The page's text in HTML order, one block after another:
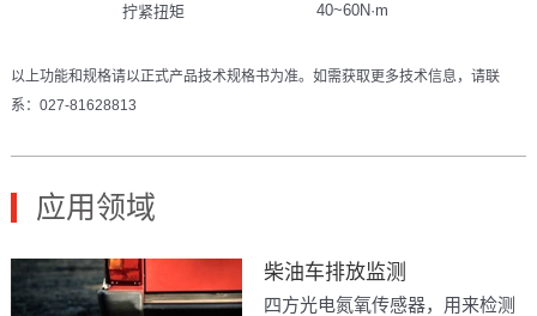
拧紧扭矩 40~60N·m
以上功能和规格请以正式产品技术规格书为准。如需获取更多技术信息，请联
系：027-81628813
应用领域
柴油车排放监测
四方光电氮氧传感器，用来检测